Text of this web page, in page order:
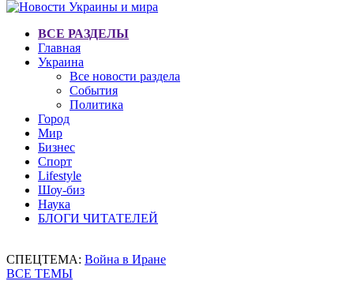
ВСЕ РАЗДЕЛЫ
Главная
Украина
Все новости раздела
События
Политика
Город
Мир
Бизнес
Спорт
Lifestyle
Шоу-биз
Наука
БЛОГИ ЧИТАТЕЛЕЙ
СПЕЦТЕМА: Война в Иране
ВСЕ ТЕМЫ